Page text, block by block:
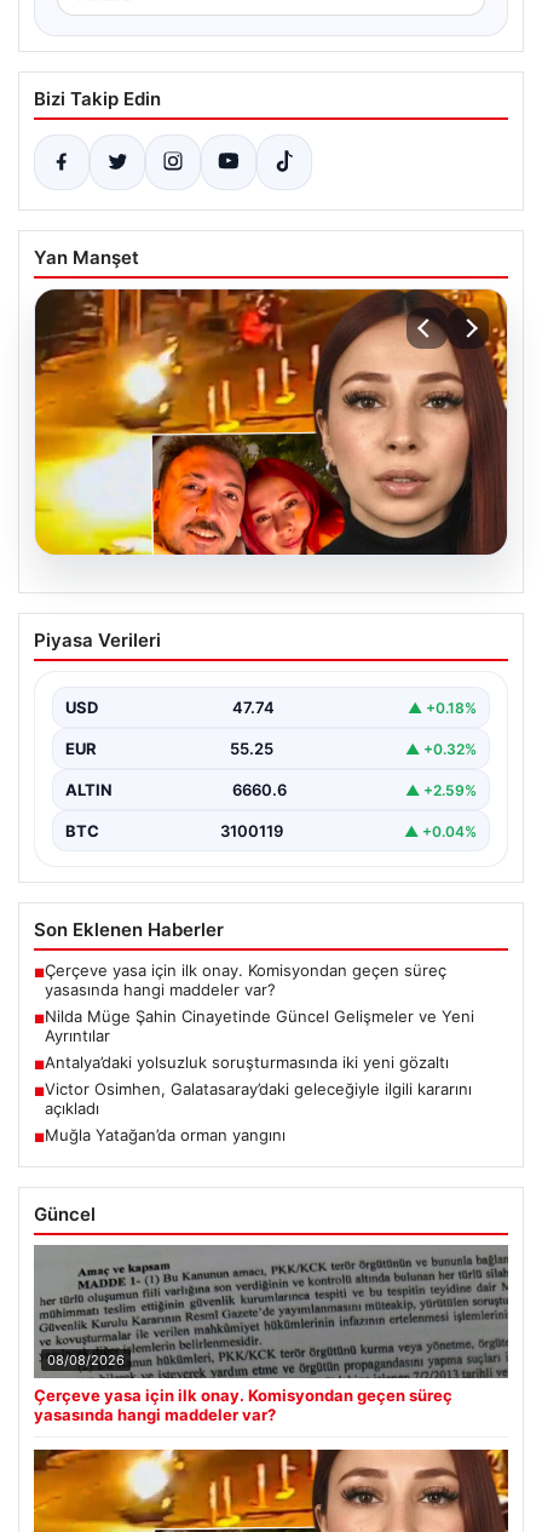
Bizi Takip Edin
Yan Manşet
07.08.2026
Nilda Müge Şahin Cinayetinde Güncel
Gelişmeler ve Yeni Ayrıntılar
kadının hayatını kaybetmesine neden olan trajik…
Piyasa Verileri
USD 47.74 ▲ +0.18%
EUR 55.25 ▲ +0.32%
ALTIN 6660.6 ▲ +2.59%
BTC 3100119 ▲ +0.04%
Son Eklenen Haberler
■Çerçeve yasa için ilk onay. Komisyondan geçen süreç
yasasında hangi maddeler var?
■Nilda Müge Şahin Cinayetinde Güncel Gelişmeler ve Yeni
Ayrıntılar
■Antalya’daki yolsuzluk soruşturmasında iki yeni gözaltı
■Victor Osimhen, Galatasaray’daki geleceğiyle ilgili kararını
açıkladı
■Muğla Yatağan’da orman yangını
Güncel
08/08/2026
Çerçeve yasa için ilk onay. Komisyondan geçen süreç
yasasında hangi maddeler var?